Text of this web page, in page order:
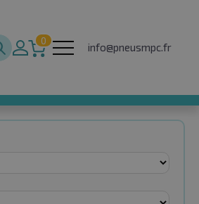
0
info@pneusmpc.fr